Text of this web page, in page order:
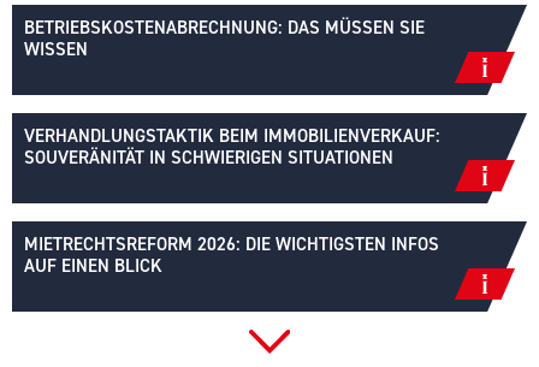
BETRIEBSKOSTENABRECHNUNG: DAS MÜSSEN SIE
WISSEN
VERHANDLUNGSTAKTIK BEIM IMMOBILIENVERKAUF:
SOUVERÄNITÄT IN SCHWIERIGEN SITUATIONEN
MIETRECHTSREFORM 2026: DIE WICHTIGSTEN INFOS
AUF EINEN BLICK